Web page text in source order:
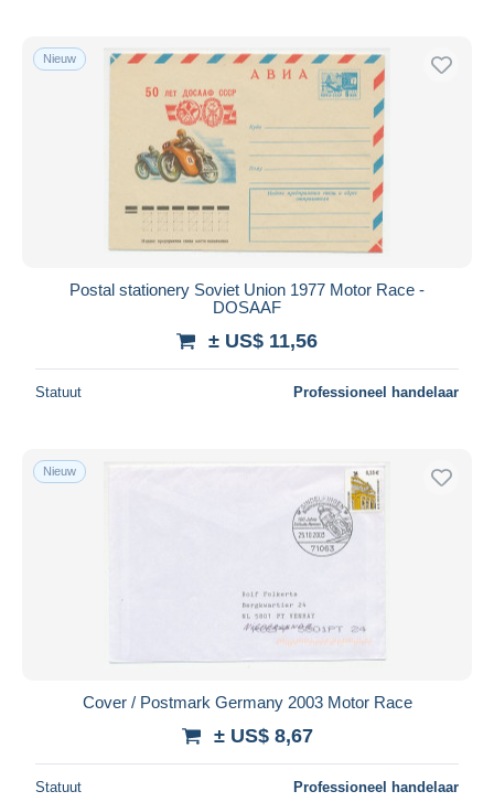
Nieuw
Postal stationery Soviet Union 1977 Motor Race -
DOSAAF
± US$ 11,56
Statuut Professioneel handelaar
Nieuw
Cover / Postmark Germany 2003 Motor Race
± US$ 8,67
Statuut Professioneel handelaar